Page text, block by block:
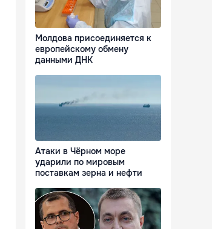
Молдова присоединяется к
европейскому обмену
данными ДНК
Атаки в Чёрном море
ударили по мировым
поставкам зерна и нефти